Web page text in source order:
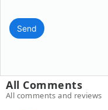
Send
All Comments
All comments and reviews